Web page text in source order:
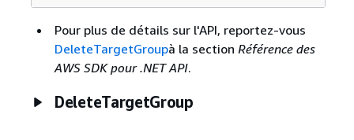
Pour plus de détails sur l'API, reportez-vous
DeleteTargetGroupà la section Référence des
AWS SDK pour .NET API.
DeleteTargetGroup